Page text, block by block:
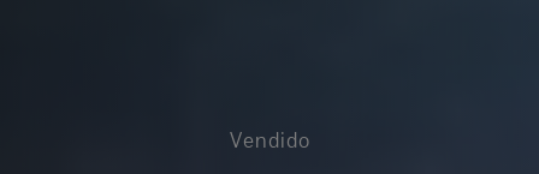
Vendido